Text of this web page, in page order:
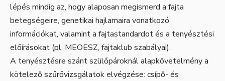
lépés mindig az, hogy alaposan megismerd a fajta
betegségeire, genetikai hajlamaira vonatkozó
információkat, valamint a fajtastandardot és a tenyésztési
előírásokat (pl. MEOESZ, fajtaklub szabályai).
A tenyésztésre szánt szülőpároknál alapkövetelmény a
kötelező szűrővizsgálatok elvégzése: csípő- és